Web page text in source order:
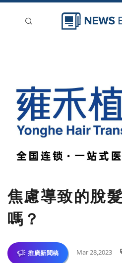
登入
刊登
焦慮導致的脫
嗎？
推廣新聞稿 Mar 28,2023